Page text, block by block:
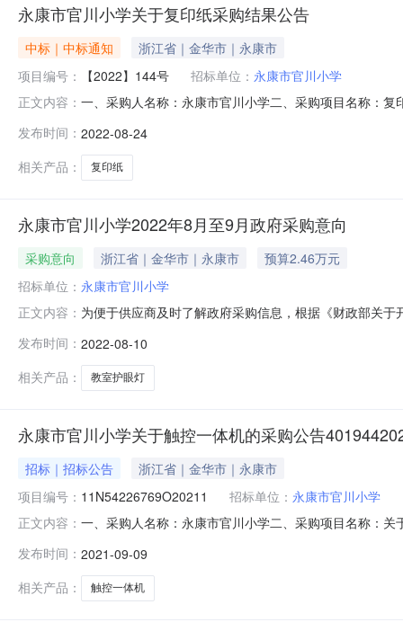
永康市官川小学关于复印纸采购结果公告
中标｜中标通知
浙江省｜金华市｜永康市
项目编号：
【2022】144号 招标单位： 永康市官川小学
正文内容： 一、采购人名称：永康市官川小学二、采购项目名称：
址：杭州市西湖区转塘科技经济区块9号1幢2区5楼3、
发布时间： 2022-08-24
相关产品：
复印纸
永康市官川小学2022年8月至9月政府采购意向
采购意向 浙江省｜金华市｜永康市
预算2.46万元
招标单位： 永康市官川小学
正文内容： 为便于供应商及时了解政府采购信息，根据《财政部关
向是本单位政府采购工作的初步安排，具体采购项目情
发布时间： 2022-08-10
相关产品：
教室护眼灯
永康市官川小学关于触控一体机的采购公告
招标｜招标公告
浙江省｜金华市｜永康市
项目编号： 11N54226769O20211 招标单位： 永康市官川小学
正文内容： 一、采购人名称：永康市官川小学二、采购项目名称：
真：0571-28215512地址：杭州市西湖区转塘科技经济
发布时间： 2021-09-09
相关产品：
触控一体机